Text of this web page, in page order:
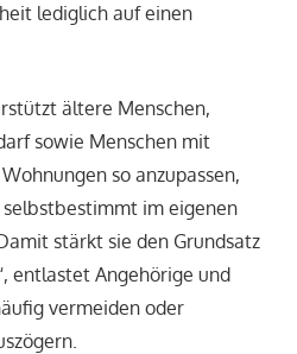
lediglich auf einen
ältere Menschen,
sowie Menschen mit
so anzupassen,
im eigenen
stärkt sie den Grundsatz
entlastet Angehörige und
vermeiden oder